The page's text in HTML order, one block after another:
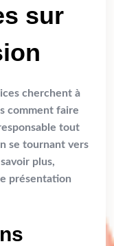
sur
cherchent à
comment faire
tout
se tournant vers
plus,
présentation